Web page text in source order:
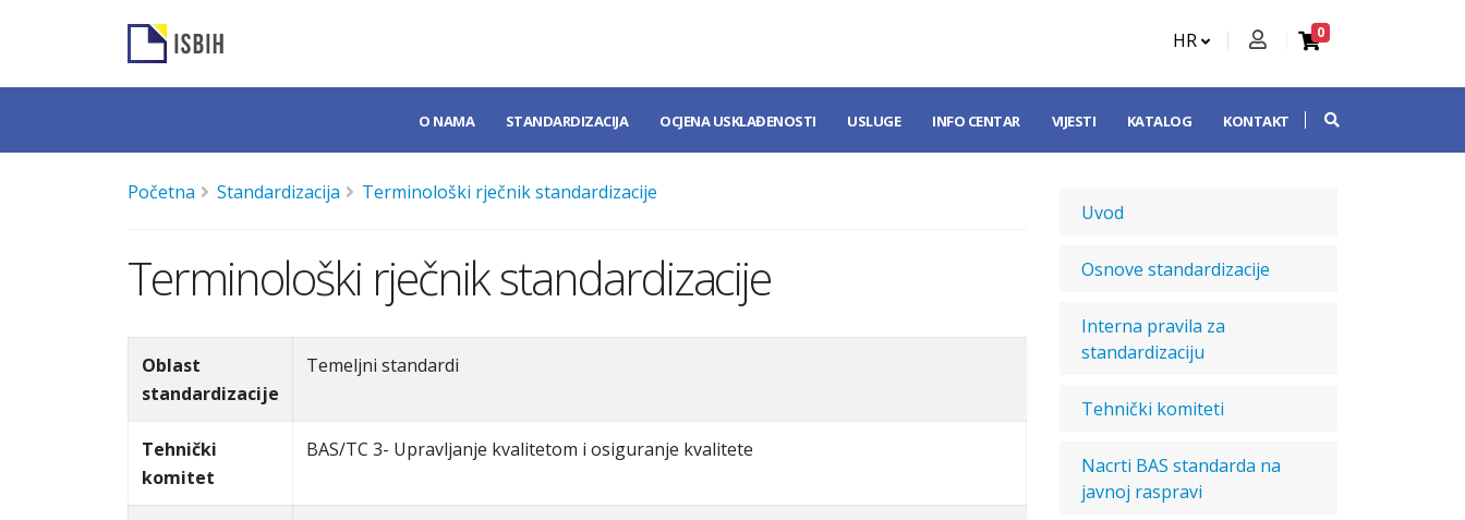
HR 0
O NAMA STANDARDIZACIJA OCJENA USKLAĐENOSTI USLUGE INFO CENTAR VIJESTI KATALOG KONTAKT
Početna Standardizacija Terminološki rječnik standardizacije
Terminološki rječnik standardizacije
Oblast
standardizacije
Temeljni standardi
Tehnički
komitet
BAS/TC 3- Upravljanje kvalitetom i osiguranje kvalitete
Uvod
Osnove standardizacije
Interna pravila za
standardizaciju
Tehnički komiteti
Nacrti BAS standarda na
javnoj raspravi